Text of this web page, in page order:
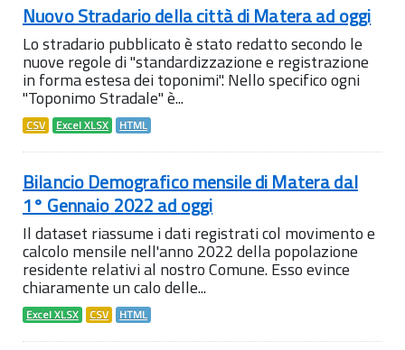
Nuovo Stradario della città di Matera ad oggi
Lo stradario pubblicato è stato redatto secondo le
nuove regole di "standardizzazione e registrazione
in forma estesa dei toponimi". Nello specifico ogni
"Toponimo Stradale" è...
CSV Excel XLSX HTML
Bilancio Demografico mensile di Matera dal
1° Gennaio 2022 ad oggi
Il dataset riassume i dati registrati col movimento e
calcolo mensile nell'anno 2022 della popolazione
residente relativi al nostro Comune. Esso evince
chiaramente un calo delle...
Excel XLSX CSV HTML